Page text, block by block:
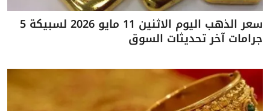
سعر الذهب اليوم الاثنين 11 مايو 2026 لسبيكة 5
جرامات آخر تحديثات السوق